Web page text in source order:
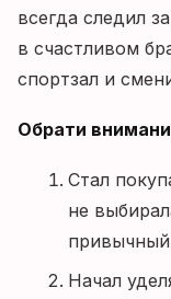
всегда следил
в счастливом
спортзал и
Обрати
Стал
не
привычный
Начал